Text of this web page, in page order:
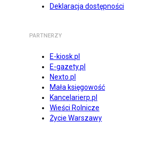
Deklaracja dostępności
PARTNERZY
E-kiosk.pl
E-gazety.pl
Nexto.pl
Mała księgowość
Kancelarierp.pl
Wieści Rolnicze
Życie Warszawy